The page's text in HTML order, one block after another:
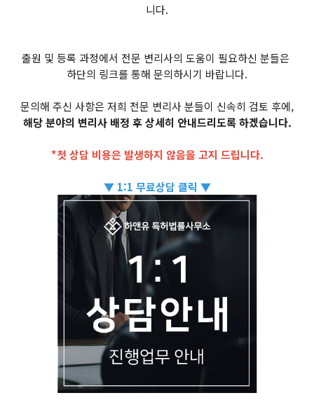
니다.
출원 및 등록 과정에서 전문 변리사의 도움이 필요하신 분들은
하단의 링크를 통해 문의하시기 바랍니다.
문의해 주신 사항은 저희 전문 변리사 분들이 신속히 검토 후에,
해당 분야의 변리사 배정 후 상세히 안내드리도록 하겠습니다.
*첫 상담 비용은 발생하지 않음을 고지 드립니다.
▼ 1:1 무료상담 클릭 ▼